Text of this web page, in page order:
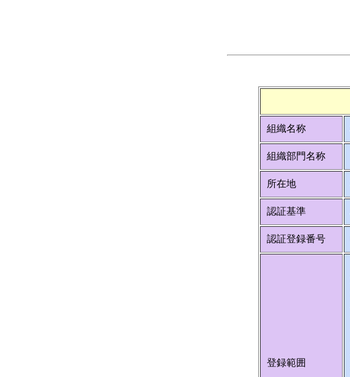
組織名称
組織部門名称
所在地
認証基準
認証登録番号
登録範囲